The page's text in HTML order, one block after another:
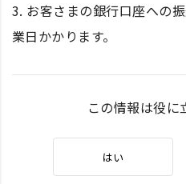
3. お客さまの銀行口座への
業日かかります。
この情報は役に
はい